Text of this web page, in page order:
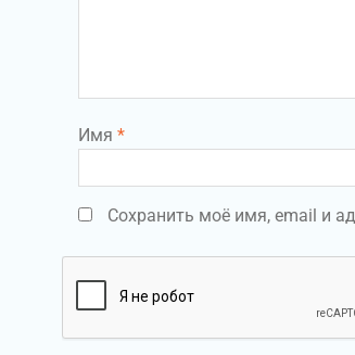
Имя *
Сохранить моё имя, email и